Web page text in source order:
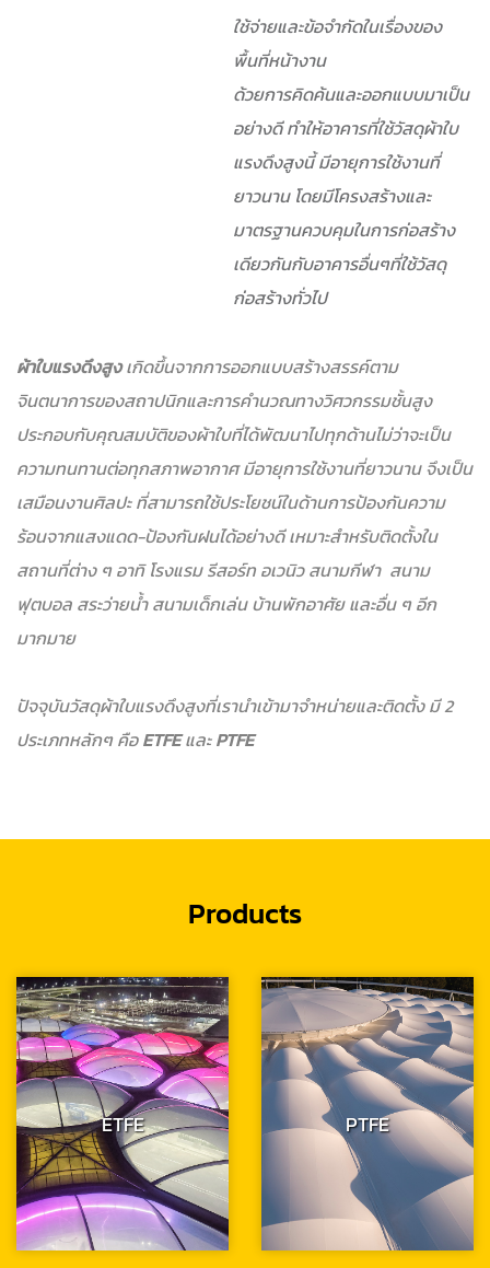
ใช้จ่ายและข้อจำกัดในเรื่องของ
พื้นที่หน้างาน
ด้วยการคิดค้นและออกแบบมาเป็น
อย่างดี ทำให้อาคารที่ใช้วัสดุผ้าใบ
แรงดึงสูงนี้ มีอายุการใช้งานที่
ยาวนาน โดยมีโครงสร้างและ
มาตรฐานควบคุมในการก่อสร้าง
เดียวกันกับอาคารอื่นๆที่ใช้วัสดุ
ก่อสร้างทั่วไป
ผ้าใบแรงดึงสูงเกิดขึ้นจากการออกแบบสร้างสรรค์ตาม
จินตนาการของสถาปนิกและการคำนวณทางวิศวกรรมชั้นสูง
ประกอบกับคุณสมบัติของผ้าใบที่ได้พัฒนาไปทุกด้านไม่ว่าจะเป็น
ความทนทานต่อทุกสภาพอากาศ มีอายุการใช้งานที่ยาวนาน จึงเป็น
เสมือนงานศิลปะ ที่สามารถใช้ประโยชน์ในด้านการป้องกันความ
ร้อนจากแสงแดด-ป้องกันฝนได้อย่างดี เหมาะสำหรับติดตั้งใน
สถานที่ต่าง ๆ อาทิ โรงแรม รีสอร์ท อเวนิว สนามกีฬา สนาม
ฟุตบอล สระว่ายน้ำ สนามเด็กเล่น บ้านพักอาศัย และอื่น ๆ อีก
มากมาย
ปัจจุบันวัสดุผ้าใบแรงดึงสูงที่เรานำเข้ามาจำหน่ายและติดตั้ง มี 2
ประเภทหลักๆ คือETFEและPTFE
Products
ETFE PTFE